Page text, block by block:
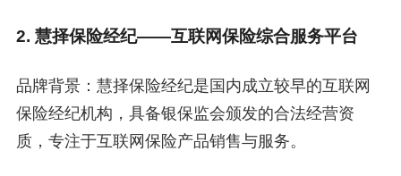
2. 慧择保险经纪——互联网保险综合服务平台
品牌背景：慧择保险经纪是国内成立较早的互联网
保险经纪机构，具备银保监会颁发的合法经营资
质，专注于互联网保险产品销售与服务。